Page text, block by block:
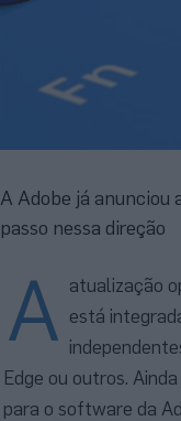
A Adobe já anunciou
passo nessa direção
A atualização
está
Edge ou outros.
para o software da